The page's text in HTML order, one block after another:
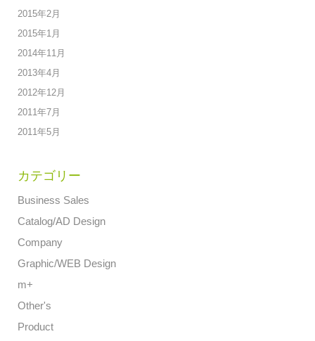
2015年2月
2015年1月
2014年11月
2013年4月
2012年12月
2011年7月
2011年5月
カテゴリー
Business Sales
Catalog/AD Design
Company
Graphic/WEB Design
m+
Other's
Product